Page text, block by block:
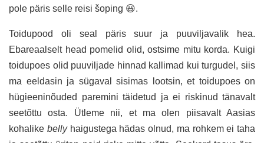
pole päris selle reisi šoping 😃.
Toidupood oli seal päris suur ja puuviljavalik hea.
Ebareaalselt head pomelid olid, ostsime mitu korda. Kuigi
toidupoes olid puuviljade hinnad kallimad kui turgudel, siis
ma eeldasin ja sügaval sisimas lootsin, et toidupoes on
hügieeninõuded paremini täidetud ja ei riskinud tänavalt
seetõttu osta. Ütleme nii, et ma olen piisavalt Aasias
kohalike bellyhaigustega hädas olnud, ma rohkem ei taha